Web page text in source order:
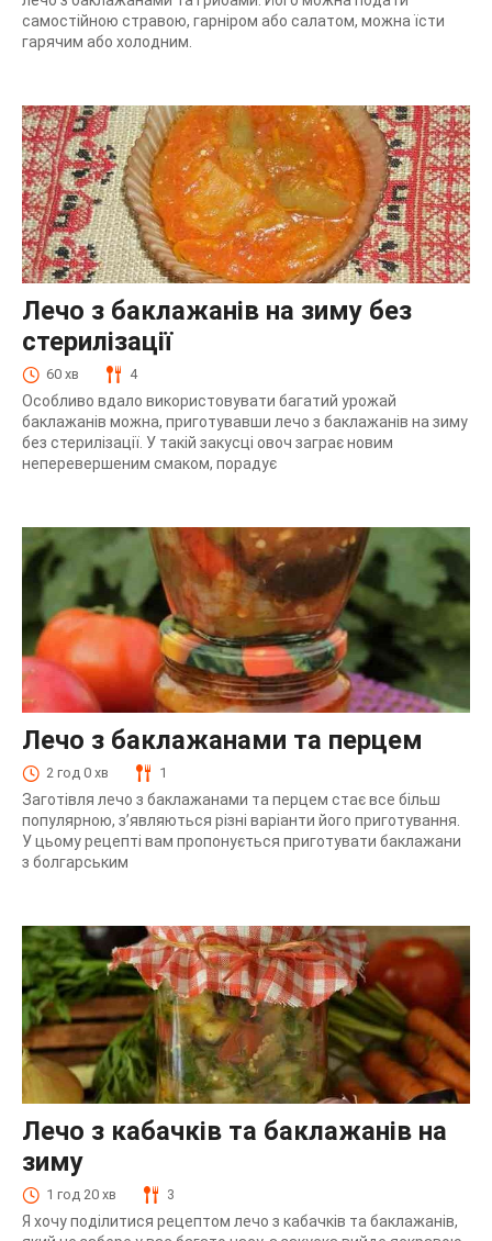
самостійною стравою, гарніром або салатом, можна їсти
гарячим або холодним.
Лечо з баклажанів на зиму без
стерилізації
60 хв 4
Особливо вдало використовувати багатий урожай
баклажанів можна, приготувавши лечо з баклажанів на зиму
без стерилізації. У такій закусці овоч заграє новим
неперевершеним смаком, порадує
Лечо з баклажанами та перцем
2 год 0 хв 1
Заготівля лечо з баклажанами та перцем стає все більш
популярною, з’являються різні варіанти його приготування.
У цьому рецепті вам пропонується приготувати баклажани
з болгарським
Лечо з кабачків та баклажанів на
зиму
1 год 20 хв 3
Я хочу поділитися рецептом лечо з кабачків та баклажанів,